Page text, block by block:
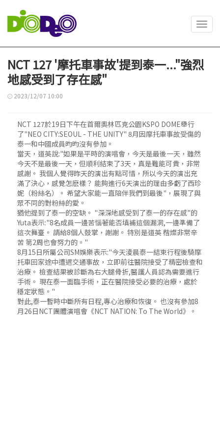
NCT 127 '摩托車事故'提到泰一..."強烈
地感受到了存在感"
2023/12/07 10:00
NCT 127於19日下午在首爾奧林匹克公園KSPO DOME舉行
了"NEO CITY:SEOUL - THE UNITY" 8月因摩托車事故受傷的
泰一和中國成員昀昀沒有參加。
當天，道英說:"如果是平時的演唱會，今天是最後一天，雖然
今天不是最後一天，但順利結束了3天，真是難能可貴，非常
感謝。 我個人覺得昨天的演出有點可惜，所以今天的演出充
滿了決心，感覺怎麽樣？ 能夠進行6天演出的理由多虧了西珍
妮（粉絲名）。 希望大家能一直陪伴我們到最後"，展現了與
眾不同的對粉絲的愛。
猶他提到了泰一的空缺。 "深深地感受到了泰一的存在感"的
Yuta表示:"8名成員一邊苦惱著能否填補這個漏洞,一邊準備了
這次舞臺。 請給8個人鼓掌，謝謝。 特別是道英 楷燦非常辛
苦 第2周也會努力的。"
8月15日所屬公司SM娛樂表示:"今天淩晨泰一結束行程後騎摩
托車回家途中遭遇交通事故，立即前往醫院接受了精密檢查和
治療。 檢查結果被診斷為右大腿骨折,醫護人員認為需要進行
手術。 現在泰一面臨手術，正在醫院接受必要的治療，處於
穩定狀態。"
對此,泰一暫時中斷所有日程,專心治療和恢復。 也沒有參加8
月26日NCT團體演唱會《NCT NATION: To The World》。